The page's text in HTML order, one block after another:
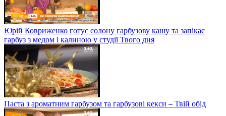
Юрій Ковриженко готує солону гарбузову кашу та запікає
гарбуз з медом і калиною у студії Твого дня
Паста з ароматним гарбузом та гарбузові кекси – Твій обід